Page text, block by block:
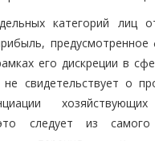
категорий лиц
его дискреции в
свидетельствует о
следует из самого